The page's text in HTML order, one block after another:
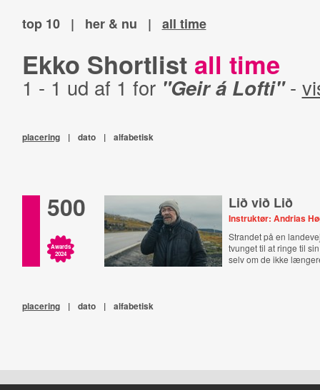
top 10 | her & nu | all time
Ekko Shortlist all time
1 - 1 ud af 1 for "Geir á Lofti"-
placering | dato | alfabetisk
500
Awards
2024
Lið við Lið
Instruktør: Andrias
Strandet på en
tvunget til at ringe til
selv om de ikke
placering | dato | alfabetisk